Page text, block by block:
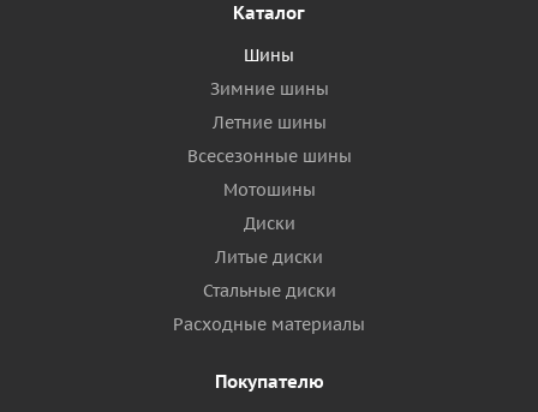
Каталог
Шины
Зимние шины
Летние шины
Всесезонные шины
Мотошины
Диски
Литые диски
Стальные диски
Расходные материалы
Покупателю